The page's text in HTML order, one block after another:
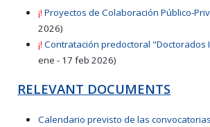
¡! Proyectos de Colaboración Público-
2026)
¡! Contratación predoctoral "Doctorados
ene - 17 feb 2026)
RELEVANT DOCUMENTS
Calendario previsto de las